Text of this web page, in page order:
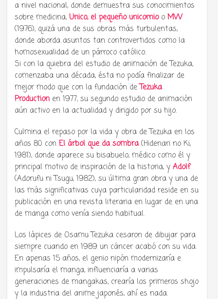
a nivel nacional, donde demuestra sus conocimientos
sobre medicina, Unico, el pequeño unicornioo MW
(1976), quizá una de sus obras más turbulentas,
donde aborda asuntos tan controvertidos como la
homosexualidad de un párroco católico.
Si con la quiebra del estudio de animación de Tezuka,
comenzaba una década, ésta no podía finalizar de
mejor modo que con la fundación deTezuka
Production en 1977, su segundo estudio de animación
aún activo en la actualidad y dirigido por su hijo.
Culmina el repaso por la vida y obra de Tezuka en los
años 80 con El árbol que da sombra (Hidenari no Ki,
1981), donde aparece su bisabuelo, médico como él y
principal motivo de inspiración de la historia, y Adolf
(Adorufu ni Tsugu, 1982), su última gran obra y una de
las más significativas cuya particularidad reside en su
publicación en una revista literaria en lugar de en una
de manga como venía siendo habitual.
Los lápices de Osamu Tezuka cesaron de dibujar para
siempre cuando en 1989 un cáncer acabó con su vida.
En apenas 15 años, el genio nipón modernizaría e
impulsaría el manga, influenciaría a varias
generaciones de mangakas, crearía los primeros shojo
y la industria del anime japonés, ahí es nada.